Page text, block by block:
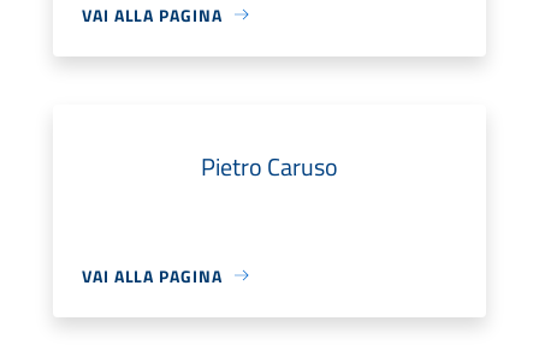
VAI ALLA PAGINA
Pietro Caruso
VAI ALLA PAGINA